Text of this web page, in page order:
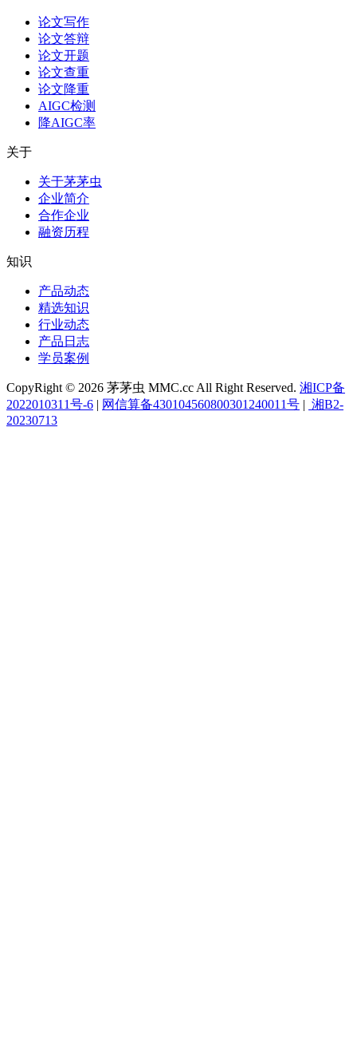
论文写作
论文答辩
论文开题
论文查重
论文降重
AIGC检测
降AIGC率
关于
关于茅茅虫
企业简介
合作企业
融资历程
知识
产品动态
精选知识
行业动态
产品日志
学员案例
CopyRight © 2026 茅茅虫 MMC.cc All Right Reserved. 湘ICP备
2022010311号-6 | 网信算备430104560800301240011号 | 湘B2-
20230713